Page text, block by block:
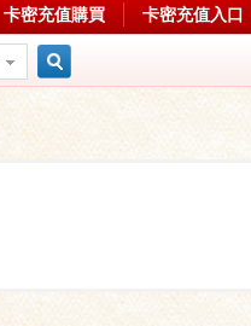
卡密充值購買 卡密充值入口